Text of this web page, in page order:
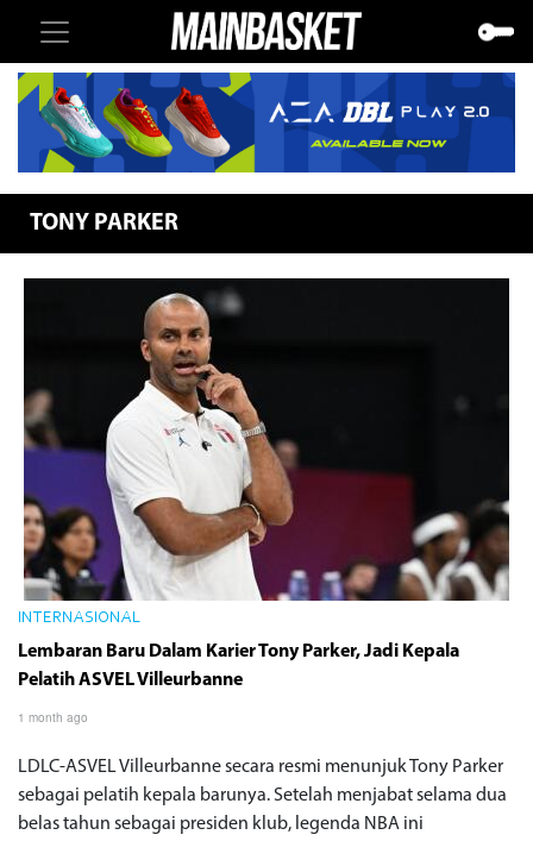
TONY PARKER
INTERNASIONAL
Lembaran Baru Dalam Karier Tony Parker, Jadi Kepala
Pelatih ASVEL Villeurbanne
1 month ago
LDLC-ASVEL Villeurbanne secara resmi menunjuk Tony Parker
sebagai pelatih kepala barunya. Setelah menjabat selama dua
belas tahun sebagai presiden klub, legenda NBA ini